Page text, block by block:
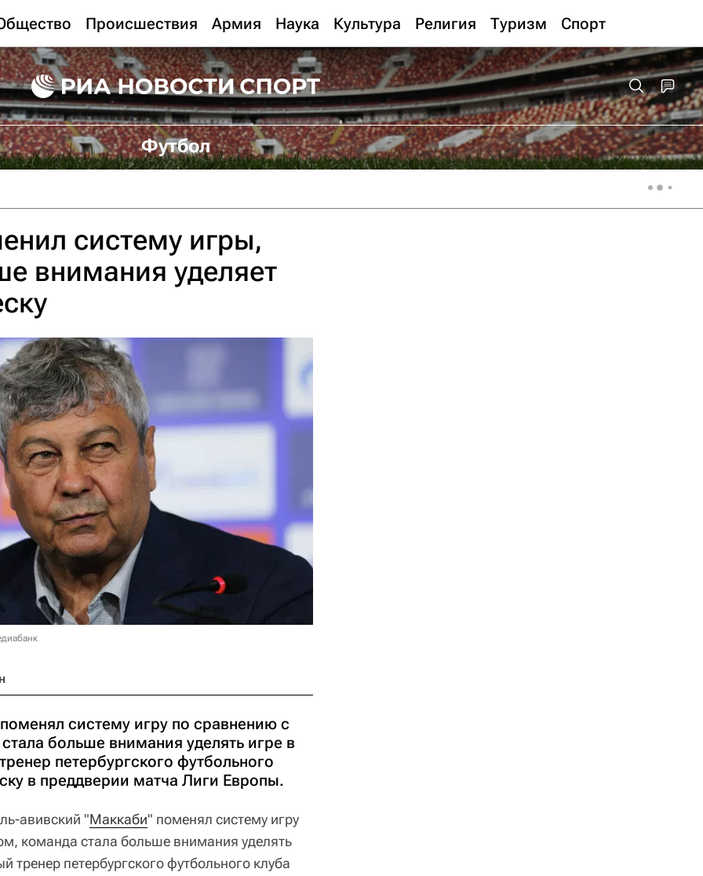
Происшествия Армия Наука Культура Религия Туризм Спорт
Футбол
систему игры,
внимания уделяет
систему игру по сравнению с
больше внимания уделять игре в
петербургского футбольного
в преддверии матча Лиги Европы.
авивский "Маккаби" поменял систему игру
команда стала больше внимания уделять
тренер петербургского футбольного клуба